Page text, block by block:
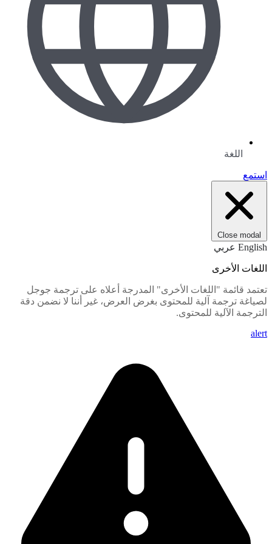
اللغة
استمع
Close modal
English عربي
اللغات الأخرى
تعتمد قائمة "اللغات الأخرى" المدرجة أعلاه على ترجمة جوجل
لصياغة ترجمة آلية للمحتوى بغرض العرض، غير أننا لا نضمن دقة
الترجمة الآلية للمحتوى.
alert